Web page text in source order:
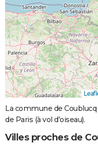
La commune de
de Paris (à vol d'oiseau).
Villes proches de